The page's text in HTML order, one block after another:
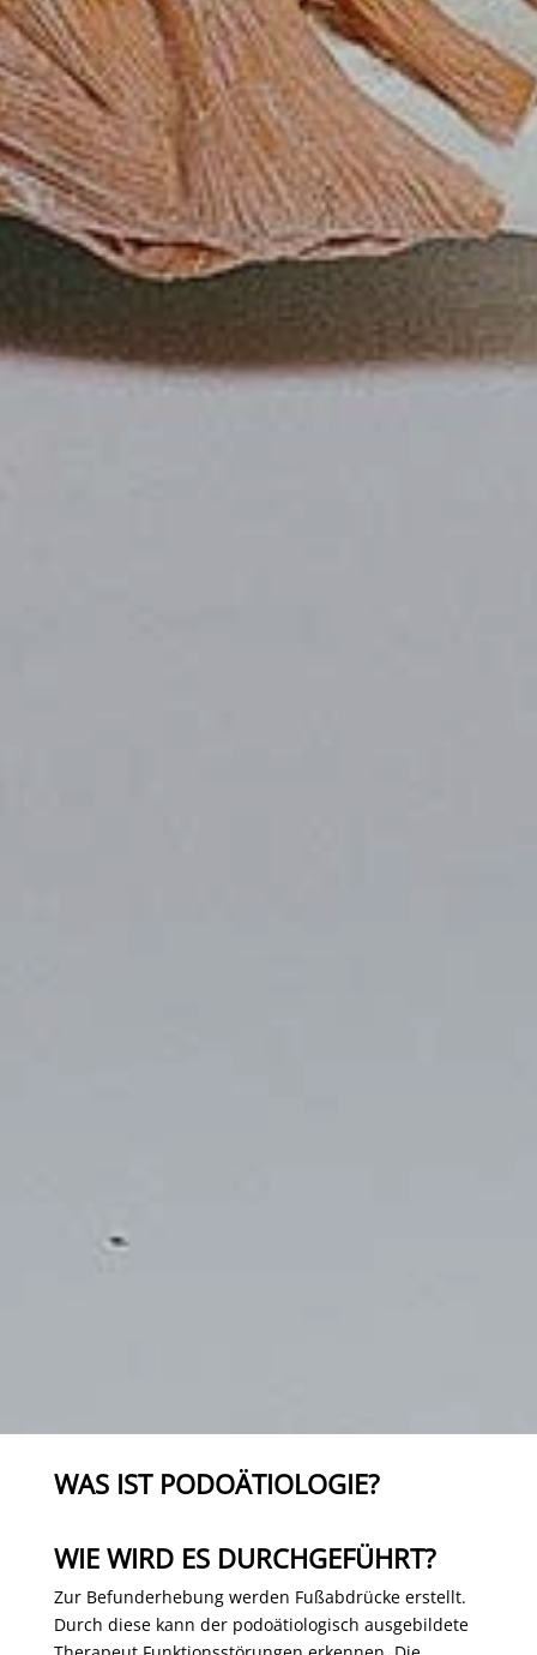
WAS IST PODOÄTIOLOGIE?
WIE WIRD ES DURCHGEFÜHRT?
Zur Befunderhebung werden Fußabdrücke erstellt.
Durch diese kann der podoätiologisch ausgebildete